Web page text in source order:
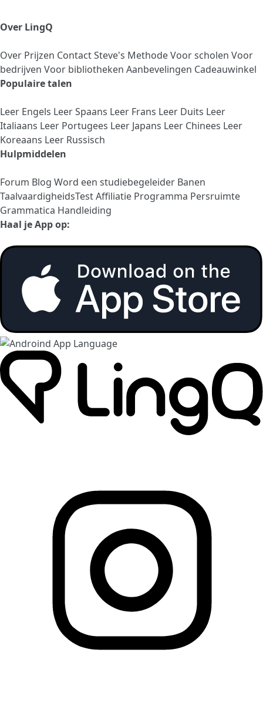
Over LingQ
Over Prijzen ContactSteve's MethodeVoor scholen Voor
bedrijven Voor bibliotheken Aanbevelingen Cadeauwinkel
Populaire talen
Leer Engels Leer Spaans Leer Frans Leer Duits Leer
Italiaans Leer Portugees Leer Japans Leer Chinees Leer
Koreaans Leer Russisch
Hulpmiddelen
Forum Blog Word een studiebegeleider Banen
TaalvaardigheidsTestAffiliatie Programma Persruimte
Grammatica Handleiding
Haal je App op: